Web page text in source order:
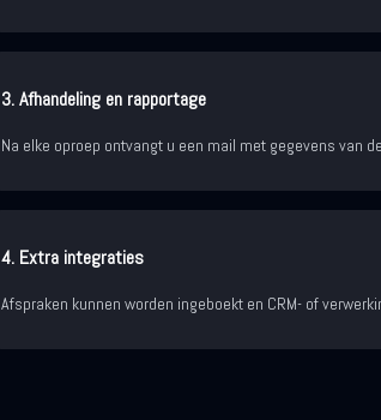
3. Afhandeling en rapportage
Na elke oproep ontvangt u een mail met gegevens van
4. Extra integraties
Afspraken kunnen worden ingeboekt en CRM- of